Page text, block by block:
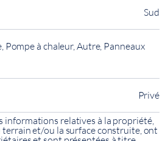
Sud
Pompe à chaleur, Autre, Panneaux
Privé
informations relatives à la propriété,
terrain et/ou la surface construite, ont